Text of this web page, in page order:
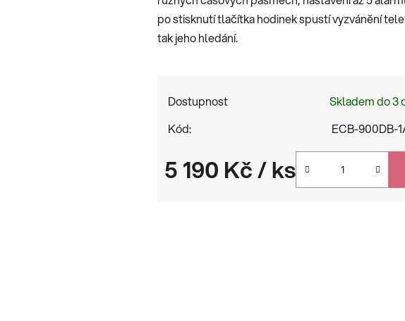
po stisknutí tlačítka hodinek spustí vyzvánění
tak jeho hledání.
Dostupnost Skladem do 3
Kód:
ECB-900DB-
5 190 Kč/ ks